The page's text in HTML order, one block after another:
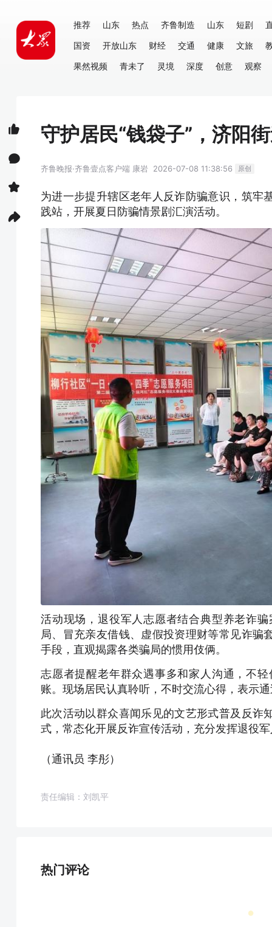
推荐 山东 热点 齐鲁制造 山东 短剧
国资
开放山东 财经 交通 健康 文旅
果然视频
青未了 灵境 深度 创意 观察
守护居民“钱袋子”，济阳
齐鲁晚报·齐鲁壹点客户端 康岩 2026-07-08 11:38:56 原创
为进一步提升辖区老年人反诈防骗意识，筑牢
践站，开展夏日防骗情景剧汇演活动。
活动现场，退役军人志愿者结合典型养老诈
局、冒充亲友借钱、虚假投资理财等常见诈骗
手段，直观揭露各类骗局的惯用伎俩。
志愿者提醒老年群众遇事多和家人沟通，不
账。现场居民认真聆听，不时交流心得，表示
此次活动以群众喜闻乐见的文艺形式普及反诈
式，常态化开展反诈宣传活动，充分发挥退役
（通讯员 李彤）
责任编辑：刘凯平
热门评论